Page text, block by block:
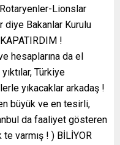
Lionslar
diye Bakanlar Kurulu
!
hesaplarına da el
Türkiye
yıkacaklar arkadaş !
büyük ve en tesirli,
da faaliyet gösteren
varmış ! ) BİLİYOR